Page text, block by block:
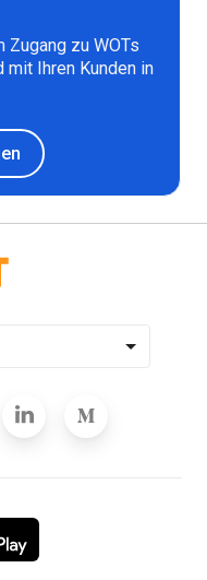
Zugang zu WOTs
Ihren Kunden in